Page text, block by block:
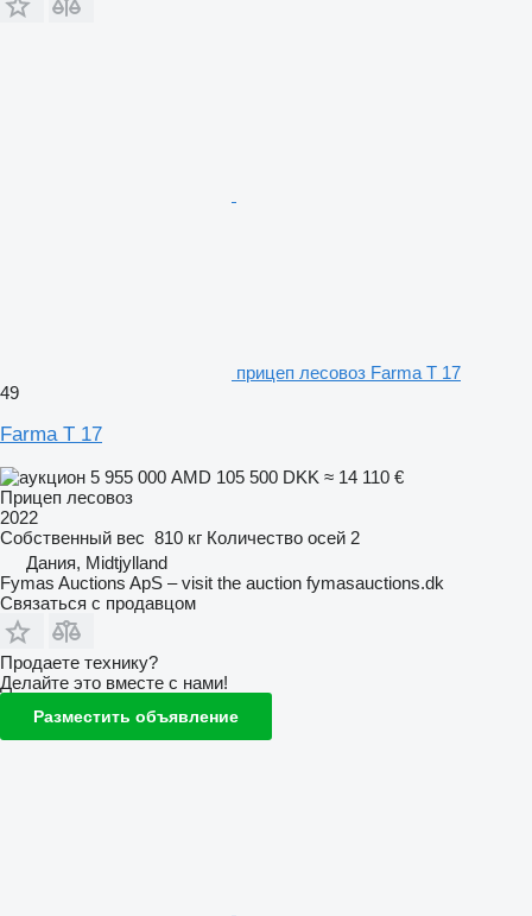
прицеп лесовоз Farma T 17
49
Farma T 17
5 955 000 AMD 105 500 DKK ≈ 14 110 €
Прицеп лесовоз
2022
Собственный вес 810 кг Количество осей 2
Дания, Midtjylland
Fymas Auctions ApS – visit the auction fymasauctions.dk
Связаться с продавцом
Продаете технику?
Делайте это вместе с нами!
Разместить объявление